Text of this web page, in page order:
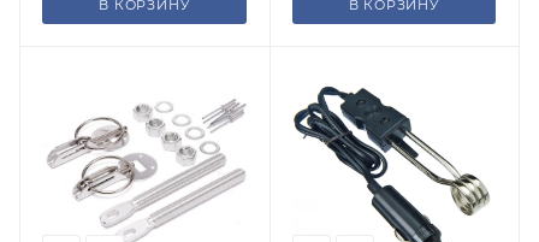
В КОРЗИНУ В КОРЗИНУ